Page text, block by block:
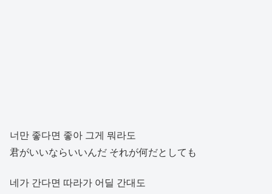
너만 좋다면 좋아 그게 뭐라도
君がいいならいいんだ それが何だとしても
네가 간다면 따라가 어딜 간대도